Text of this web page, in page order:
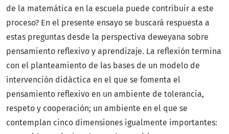
de la matemática en la escuela puede contribuir a este
proceso? En el presente ensayo se buscará respuesta a
estas preguntas desde la perspectiva deweyana sobre
pensamiento reflexivo y aprendizaje. La reflexión termina
con el planteamiento de las bases de un modelo de
intervención didáctica en el que se fomenta el
pensamiento reflexivo en un ambiente de tolerancia,
respeto y cooperación; un ambiente en el que se
contemplan cinco dimensiones igualmente importantes: